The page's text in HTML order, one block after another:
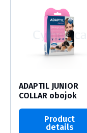
ADAPTIL JUNIOR
COLLAR obojok
Product
details